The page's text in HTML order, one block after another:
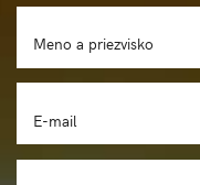
Meno a priezvisko
E-mail